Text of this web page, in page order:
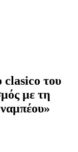
clasico του
με τη